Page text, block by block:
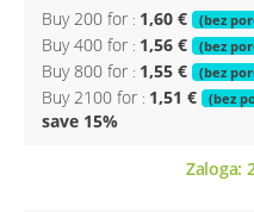
Buy 200 for 1,60 €
Buy 400 for 1,56 €
Buy 800 for 1,55 €
Buy 2100 for 1,51 €
save 15%
Zaloga: